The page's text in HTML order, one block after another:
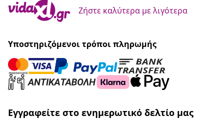
Ζήστε καλύτερα με λιγότερα
Υποστηριζόμενοι τρόποι πληρωμής
Εγγραφείτε στο ενημερωτικό δελτίο μας